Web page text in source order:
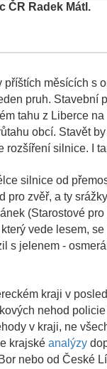
ČR Radek Mátl.
měsících s
pruh.
tahu z Liberce
obcí. Stavět
silnice. I
silnice od
pro zvěř, a ty
(Starostové
vede lesem,
s jelenem -
kraji v
nehod
v kraji, ne
krajské analýzy
nebo od České